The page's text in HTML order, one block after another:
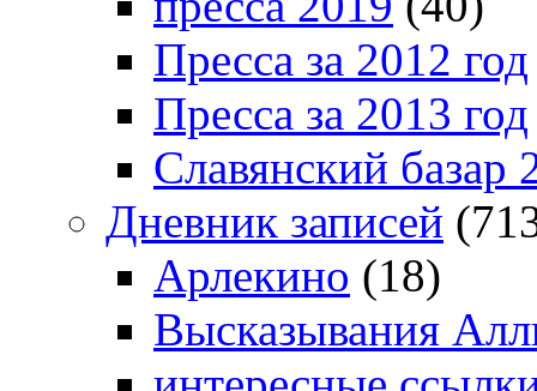
Пресса за 2012 год
Пресса за 2013 год
Славянский базар
Дневник записей
Арлекино (18)
Высказывания